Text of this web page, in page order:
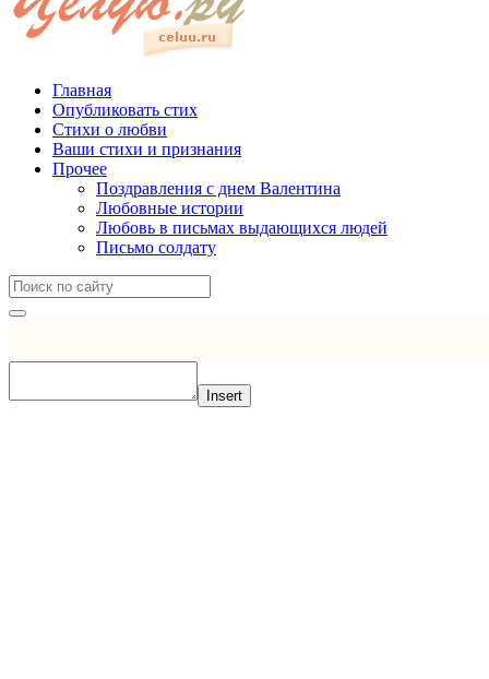
Главная
Опубликовать стих
Стихи о любви
Ваши стихи и признания
Прочее
Поздравления с днем Валентина
Любовные истории
Любовь в письмах выдающихся людей
Письмо солдату
Insert